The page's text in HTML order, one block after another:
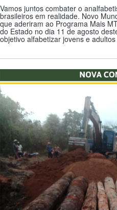
Vamos juntos combater o
brasileiros em realidade. Novo
que aderiram ao Programa Mais
do Estado no dia 11 de agosto
objetivo alfabetizar jovens e